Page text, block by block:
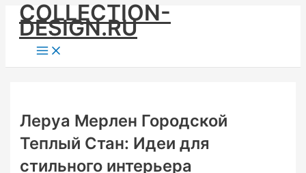
Skip
content
COLLECTION-
DESIGN.RU
Main
Menu
Леруа Мерлен Городской
Теплый Стан: Идеи для
стильного интерьера